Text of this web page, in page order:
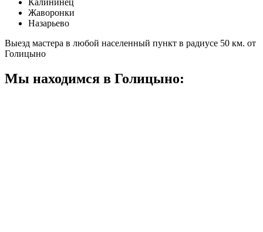
Жаворонки
Назарьево
Выезд мастера в любой населенный пункт в радиусе 50 км. от
Голицыно
Мы находимся в Голицыно: